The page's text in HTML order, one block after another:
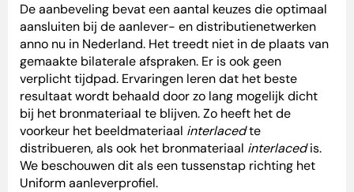
De aanbeveling bevat een aantal keuzes die optimaal
aansluiten bij de aanlever- en distributienetwerken
anno nu in Nederland. Het treedt niet in de plaats van
gemaakte bilaterale afspraken. Er is ook geen
verplicht tijdpad. Ervaringen leren dat het beste
resultaat wordt behaald door zo lang mogelijk dicht
bij het bronmateriaal te blijven. Zo heeft het de
voorkeur het beeldmateriaal interlacedte
distribueren, als ook het bronmateriaal interlacedis.
We beschouwen dit als een tussenstap richting het
Uniform aanleverprofiel.